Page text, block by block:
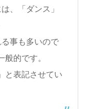
、「ダンス」
事も多いので
的です。
と表記させてい